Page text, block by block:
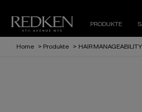
PRODUKTE
Home > Produkte > HAIR MANAGEABILITY